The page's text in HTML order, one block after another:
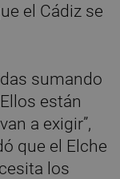
el Cádiz se
sumando
están
a exigir”,
que el Elche
los